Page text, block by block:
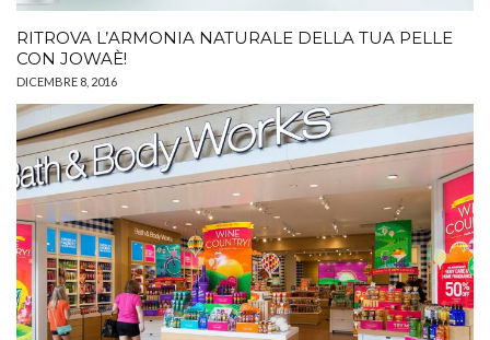
RITROVA L’ARMONIA NATURALE DELLA TUA PELLE
CON JOWAÈ!
DICEMBRE 8, 2016